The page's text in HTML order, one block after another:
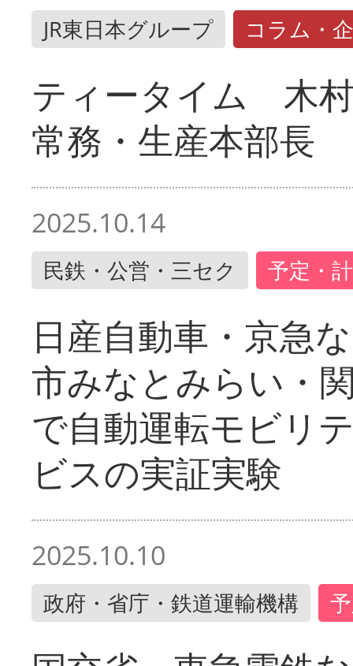
JR東日本グループ コラム・
ティータイム 木
常務・生産本部長
2025.10.14
民鉄・公営・三セク 予定・
日産自動車・京急
市みなとみらい・
で自動運転モビリ
ビスの実証実験
2025.10.10
政府・省庁・鉄道運輸機構